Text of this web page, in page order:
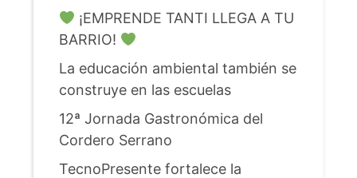
¡EMPRENDE TANTI LLEGA A TU
BARRIO!
La educación ambiental también se
construye en las escuelas
12ª Jornada Gastronómica del
Cordero Serrano
TecnoPresente fortalece la